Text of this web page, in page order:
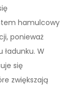
hamulcowy
ponieważ
W
się
zwiększają